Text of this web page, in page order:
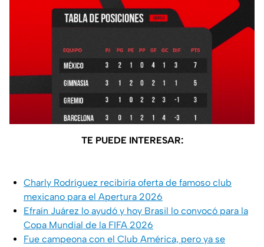
TE PUEDE INTERESAR:
Charly Rodríguez recibiría oferta de famoso club
mexicano para el Apertura 2026
Efraín Juárez lo ayudó y hoy Brasil lo convocó para la
Copa Mundial de la FIFA 2026
Fue campeona con el Club América, pero ya se